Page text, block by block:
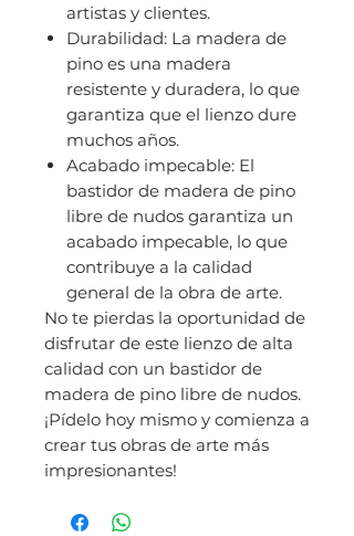
artistas y clientes.
Durabilidad: La madera de
pino es una madera
resistente y duradera, lo que
garantiza que el lienzo dure
muchos años.
Acabado impecable: El
bastidor de madera de pino
libre de nudos garantiza un
acabado impecable, lo que
contribuye a la calidad
general de la obra de arte.
No te pierdas la oportunidad de
disfrutar de este lienzo de alta
calidad con un bastidor de
madera de pino libre de nudos.
¡Pídelo hoy mismo y comienza a
crear tus obras de arte más
impresionantes!